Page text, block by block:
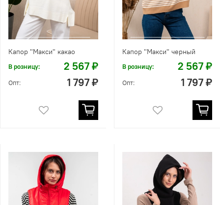
Капор "Макси" какао
В розницу: 2 567 ₽
Опт: 1 797 ₽
Капор "Макси" черный
В розницу: 2 567 ₽
Опт: 1 797 ₽